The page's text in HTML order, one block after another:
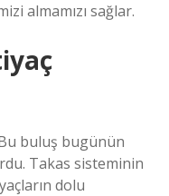
almamızı sağlar.
buluş bugünün
Takas sisteminin
dolu